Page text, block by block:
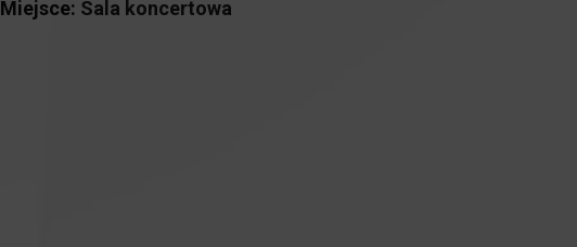
Miejsce: Sala koncertowa